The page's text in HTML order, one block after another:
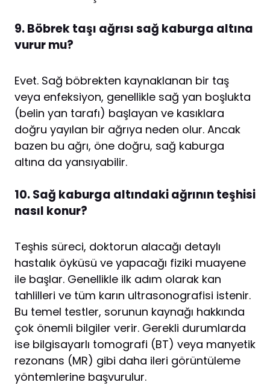
9. Böbrek taşı ağrısı sağ kaburga altına
vurur mu?
Evet. Sağ böbrekten kaynaklanan bir taş
veya enfeksiyon, genellikle sağ yan boşlukta
(belin yan tarafı) başlayan ve kasıklara
doğru yayılan bir ağrıya neden olur. Ancak
bazen bu ağrı, öne doğru, sağ kaburga
altına da yansıyabilir.
10. Sağ kaburga altındaki ağrının teşhisi
nasıl konur?
Teşhis süreci, doktorun alacağı detaylı
hastalık öyküsü ve yapacağı fiziki muayene
ile başlar. Genellikle ilk adım olarak kan
tahlilleri ve tüm karın ultrasonografisi istenir.
Bu temel testler, sorunun kaynağı hakkında
çok önemli bilgiler verir. Gerekli durumlarda
ise bilgisayarlı tomografi (BT) veya manyetik
rezonans (MR) gibi daha ileri görüntüleme
yöntemlerine başvurulur.